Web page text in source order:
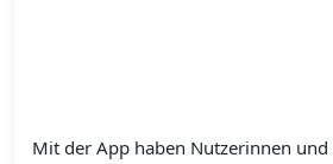
Mit der App haben Nutzerinnen